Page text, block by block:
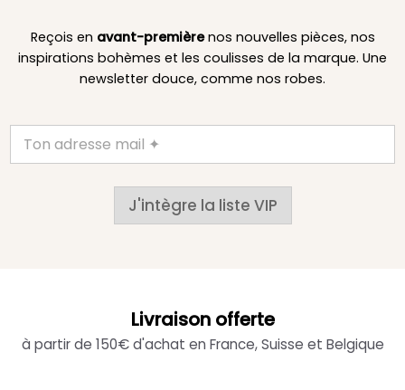
Reçois en avant-premièrenos nouvelles pièces, nos
inspirations bohèmes et les coulisses de la marque. Une
newsletter douce, comme nos robes.
J'intègre la liste VIP
Livraison offerte
à partir de 150€ d'achat en France, Suisse et Belgique